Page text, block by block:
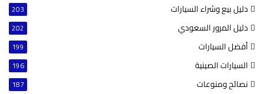
دليل بيع وشراء السيارات 203
دليل المرور السعودي 202
أفضل السيارات 199
السيارات الصينية 196
نصائح ومنوعات 187